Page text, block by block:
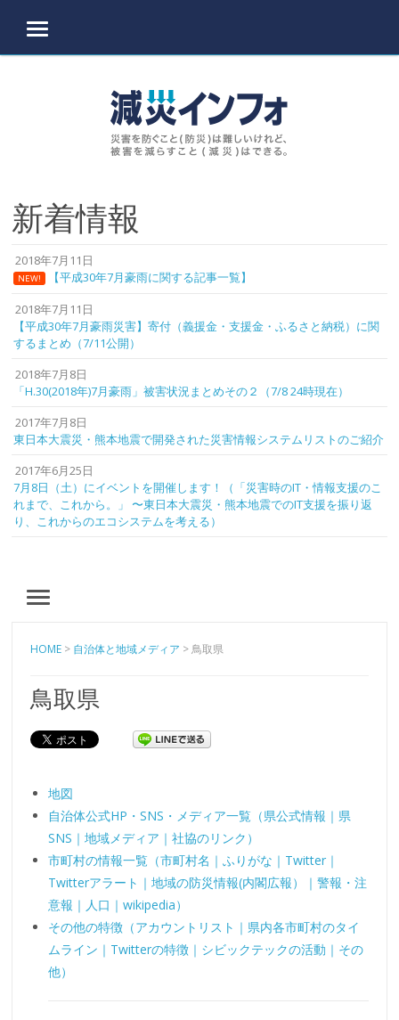
MENU
新着情報
2018年7月11日
NEW! 【平成30年7月豪雨に関する記事一覧】
2018年7月11日
【平成30年7月豪雨災害】寄付（義援金・支援金・ふるさと納税）に関
するまとめ（7/11公開）
2018年7月8日
「H.30(2018年)7月豪雨」被害状況まとめその２（7/8 24時現在）
2017年7月8日
東日本大震災・熊本地震で開発された災害情報システムリストのご紹介
2017年6月25日
7月8日（土）にイベントを開催します！（「災害時のIT・情報支援のこ
れまで、これから。」 〜東日本大震災・熊本地震でのIT支援を振り返
り、これからのエコシステムを考える）
MENU
HOME > 自治体と地域メディア >鳥取県
鳥取県
地図
自治体公式HP・SNS・メディア一覧（県公式情報｜県
SNS｜地域メディア｜社協のリンク）
市町村の情報一覧（市町村名｜ふりがな｜Twitter｜
Twitterアラート｜地域の防災情報(内閣広報）｜警報・注
意報｜人口｜wikipedia）
その他の特徴（アカウントリスト｜県内各市町村のタイ
ムライン｜Twitterの特徴｜シビックテックの活動｜その
他）